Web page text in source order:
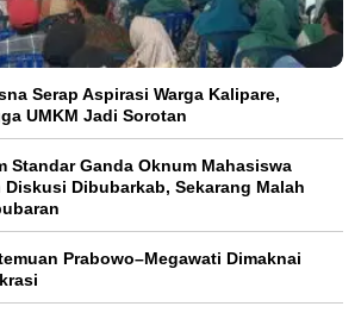
Serap Aspirasi Warga Kalipare,
UMKM Jadi Sorotan
Standar Ganda Oknum Mahasiswa
Diskusi Dibubarkab, Sekarang Malah
Prabowo–Megawati Dimaknai